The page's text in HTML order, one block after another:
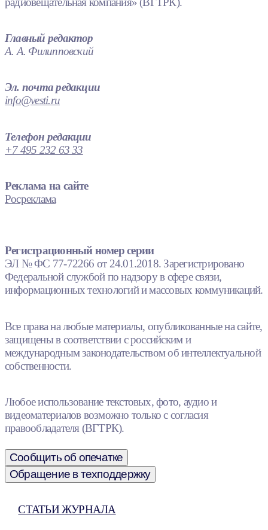
Главный редактор
А. А. Филипповский
Эл. почта редакции
info@vesti.ru
Телефон редакции
+7 495 232 63 33
Реклама на сайте
Росреклама
Регистрационный номер серии
ЭЛ № ФС 77-72266 от 24.01.2018. Зарегистрировано
Федеральной службой по надзору в сфере связи,
информационных технологий и массовых коммуникаций.
Все права на любые материалы, опубликованные на сайте,
защищены в соответствии с российским и
международным законодательством об интеллектуальной
собственности.
Любое использование текстовых, фото, аудио и
видеоматериалов возможно только с согласия
правообладателя (ВГТРК).
Сообщить об опечатке
Обращение в техподдержку
СТАТЬИ ЖУРНАЛА